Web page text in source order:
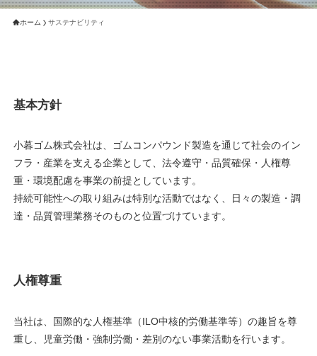
ホーム サステナビリティ
基本方針
小暮ゴム株式会社は、ゴムコンパウンド製造を通じて社会のイン
フラ・産業を支える企業として、法令遵守・品質確保・人権尊
重・環境配慮を事業の前提としています。
持続可能性への取り組みは特別な活動ではなく、日々の製造・調
達・品質管理業務そのものと位置づけています。
人権尊重
当社は、国際的な人権基準（ILO中核的労働基準等）の趣旨を尊
重し、児童労働・強制労働・差別のない事業活動を行います。